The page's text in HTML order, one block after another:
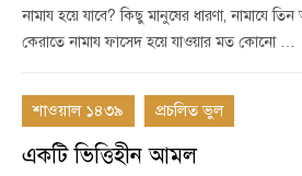
নামায হয়ে যাবে? কিছু মানুষের ধারণা, নামাযে
কেরাতে নামায ফাসেদ হয়ে যাওয়ার মত কোনো …
শাওয়াল ১৪৩৯ প্রচলিত ভুল
একটি ভিত্তিহীন আমল